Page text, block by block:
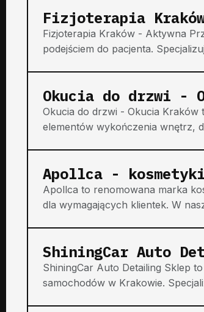
Fizjoterapia
Fizjoterapia Kraków - Aktywna
podejściem do pacjenta.
Okucia do drzwi -
Okucia do drzwi - Okucia
elementów wykończenia wnętrz,
Apollca -
Apollca to renomowana marka
dla wymagających klientek. W
ShiningCar Auto
ShiningCar Auto Detailing Sklep
samochodów w Krakowie.